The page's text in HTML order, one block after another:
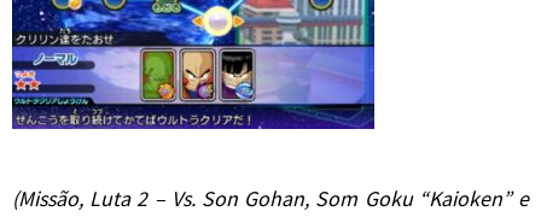
(Missão, Luta 2 – Vs. Son Gohan, Som Goku “Kaioken” e